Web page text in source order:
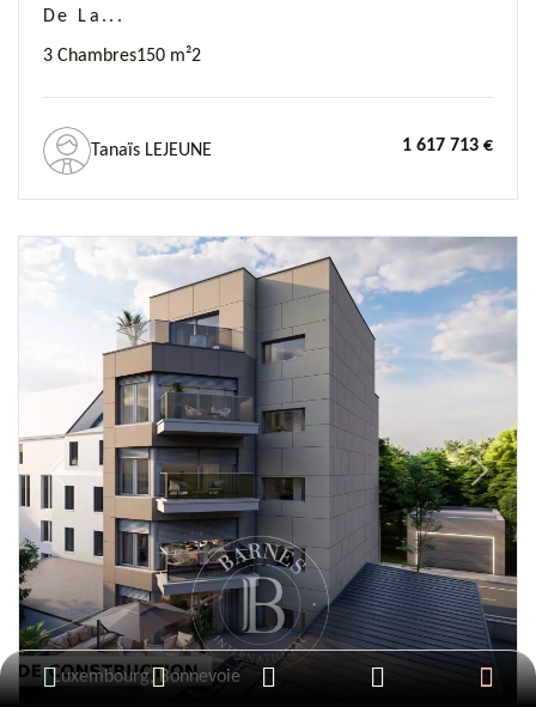
De La...
3 Chambres150 m²2
Tanaïs LEJEUNE 1 617 713 €
Previous Next
Luxembourg, Bonnevoie